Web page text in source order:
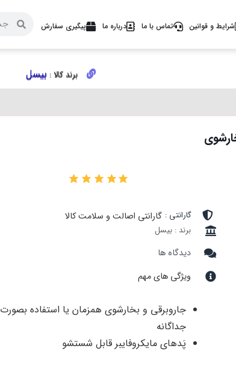
شرایط و قوانین تماس با ما درباره ما پیگیری سفارش
برند کالا : بیسل برند کالا : بیسل
گارانتی : گارانتی اصالت و سلامت کالا
برند : بیسل
دیدگاه ها
ویژگی های مهم
جاروبرقی و بخارشوی همزمان یا استفاده بصورت
جداگانه
پَدهای مایکروفایبر قابل شستشو